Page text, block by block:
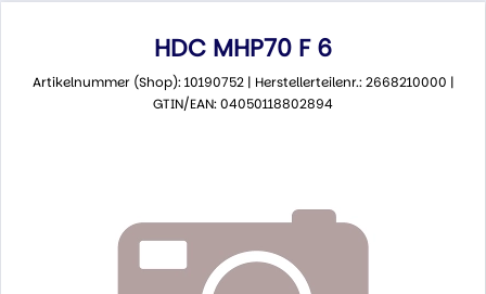
HDC MHP70 F 6
Artikelnummer (Shop): 10190752 | Herstellerteilenr.: 2668210000 |
GTIN/EAN: 04050118802894